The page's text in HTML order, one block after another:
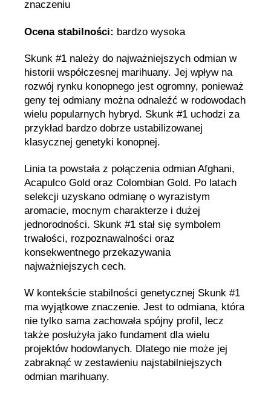
znaczeniu
Ocena stabilności: bardzo wysoka
Skunk #1 należy do najważniejszych odmian w
historii współczesnej marihuany. Jej wpływ na
rozwój rynku konopnego jest ogromny, ponieważ
geny tej odmiany można odnaleźć w rodowodach
wielu popularnych hybryd. Skunk #1 uchodzi za
przykład bardzo dobrze ustabilizowanej
klasycznej genetyki konopnej.
Linia ta powstała z połączenia odmian Afghani,
Acapulco Gold oraz Colombian Gold. Po latach
selekcji uzyskano odmianę o wyrazistym
aromacie, mocnym charakterze i dużej
jednorodności. Skunk #1 stał się symbolem
trwałości, rozpoznawalności oraz
konsekwentnego przekazywania
najważniejszych cech.
W kontekście stabilności genetycznej Skunk #1
ma wyjątkowe znaczenie. Jest to odmiana, która
nie tylko sama zachowała spójny profil, lecz
także posłużyła jako fundament dla wielu
projektów hodowlanych. Dlatego nie może jej
zabraknąć w zestawieniu najstabilniejszych
odmian marihuany.